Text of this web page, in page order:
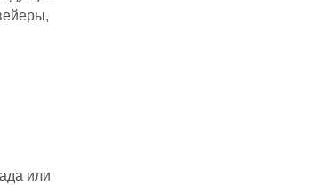
или